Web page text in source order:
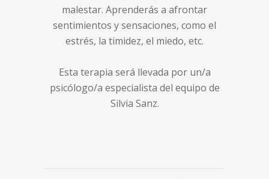
malestar. Aprenderás a afrontar
sentimientos y sensaciones, como el
estrés, la timidez, el miedo, etc.
Esta terapia será llevada por un/a
psicólogo/a especialista del equipo de
Silvia Sanz.